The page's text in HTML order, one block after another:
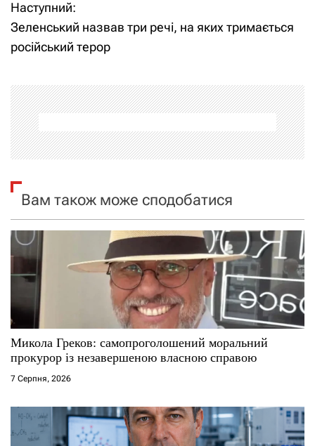
в
і
а
ц
і
я
з
а
и
с
і
в
Наступний:
Зеленський назвав три речі, на яких тримається
російський терор
Вам також може сподобатися
Микола Греков: самопроголошений моральний
прокурор із незавершеною власною справою
7 Серпня, 2026